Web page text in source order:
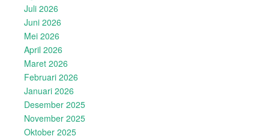
Juli 2026
Juni 2026
Mei 2026
April 2026
Maret 2026
Februari 2026
Januari 2026
Desember 2025
November 2025
Oktober 2025